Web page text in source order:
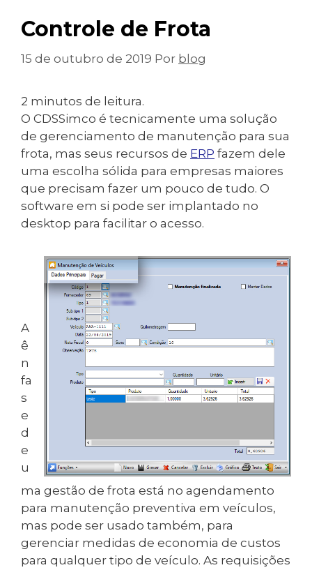
Controle de Frota
15 de outubro de 2019 Por blog
2 minutos de leitura.
O CDSSimco é tecnicamente uma solução
de gerenciamento de manutenção para sua
frota, mas seus recursos de ERP fazem dele
uma escolha sólida para empresas maiores
que precisam fazer um pouco de tudo. O
software em si pode ser implantado no
desktop para facilitar o acesso.
A
ê
n
fa
s
e
d
e
u
ma gestão de frota está no agendamento
para manutenção preventiva em veículos,
mas pode ser usado também, para
gerenciar medidas de economia de custos
para qualquer tipo de veículo. As requisições